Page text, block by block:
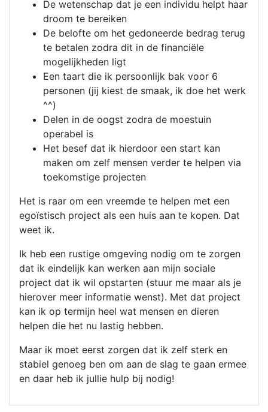
De wetenschap dat je een individu helpt haar
droom te bereiken
De belofte om het gedoneerde bedrag terug
te betalen zodra dit in de financiële
mogelijkheden ligt
Een taart die ik persoonlijk bak voor 6
personen (jij kiest de smaak, ik doe het werk
^^)
Delen in de oogst zodra de moestuin
operabel is
Het besef dat ik hierdoor een start kan
maken om zelf mensen verder te helpen via
toekomstige projecten
Het is raar om een vreemde te helpen met een
egoïstisch project als een huis aan te kopen. Dat
weet ik.
Ik heb een rustige omgeving nodig om te zorgen
dat ik eindelijk kan werken aan mijn sociale
project dat ik wil opstarten (stuur me maar als je
hierover meer informatie wenst). Met dat project
kan ik op termijn heel wat mensen en dieren
helpen die het nu lastig hebben.
Maar ik moet eerst zorgen dat ik zelf sterk en
stabiel genoeg ben om aan de slag te gaan ermee
en daar heb ik jullie hulp bij nodig!